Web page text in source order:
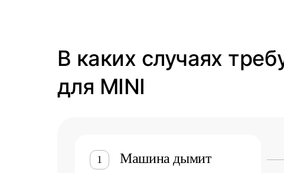
В каких случаях
для MINI
1 Машина дымит